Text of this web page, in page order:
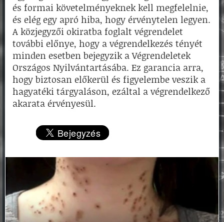
és formai követelményeknek kell megfelelnie,
és elég egy apró hiba, hogy érvénytelen legyen.
A közjegyzői okiratba foglalt végrendelet
további előnye, hogy a végrendelkezés tényét
minden esetben bejegyzik a Végrendeletek
Országos Nyilvántartásába. Ez garancia arra,
hogy biztosan előkerül és figyelembe veszik a
hagyatéki tárgyaláson, ezáltal a végrendelkező
akarata érvényesül.